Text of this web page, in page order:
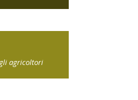
agricoltori